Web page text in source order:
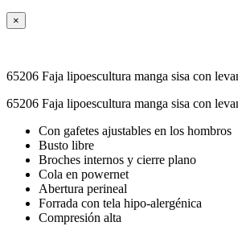
×
65206 Faja lipoescultura manga sisa con
65206 Faja lipoescultura manga sisa con
Con gafetes ajustables en los hombros
Busto libre
Broches internos y cierre plano
Cola en powernet
Abertura perineal
Forrada con tela hipo-alergénica
Compresión alta